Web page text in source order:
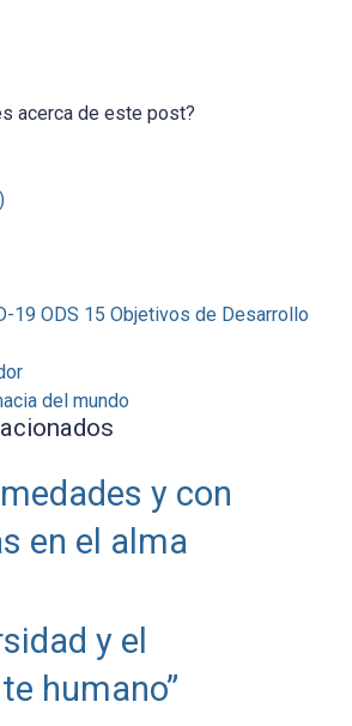
acerca de este post?
)
19 ODS 15 Objetivos de Desarrollo
del mundo
y con
en el alma
y el
humano”